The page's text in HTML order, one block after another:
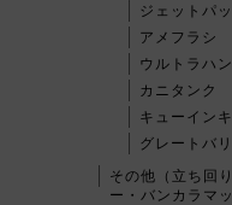
ジェットパ
アメフラシ
ウルトラハ
カニタンク
キューインキ
グレートバ
その他（立ち回
ー・バンカラマッ